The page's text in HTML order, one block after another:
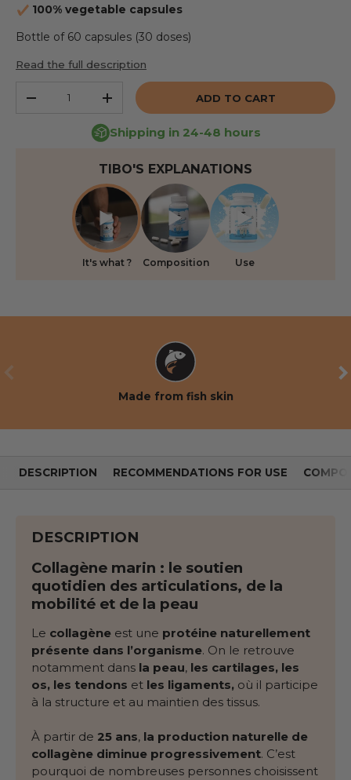
100% vegetable capsules
Bottle of 60 capsules (30 doses)
Read the full description
REDUCE THE QUANTITYINCREASE THE QUANTITY
ADD TO CART
Shipping in 24-48 hours
TIBO'S EXPLANATIONS
It's what ? Composition Use
PREVIOUS
Made from fish skin
DESCRIPTION RECOMMENDATIONS FOR USE
DESCRIPTION
Collagène marin : le soutien
quotidien des articulations, de la
mobilité et de la peau
Le collagène est une protéine naturellement
présente dans l’organisme. On le retrouve
notamment dans la peau, les cartilages, les
os, les tendons et les ligaments, où il participe
à la structure et au maintien des tissus.
À partir de 25 ans, la production naturelle de
collagène diminue progressivement. C’est
pourquoi de nombreuses personnes choisissent